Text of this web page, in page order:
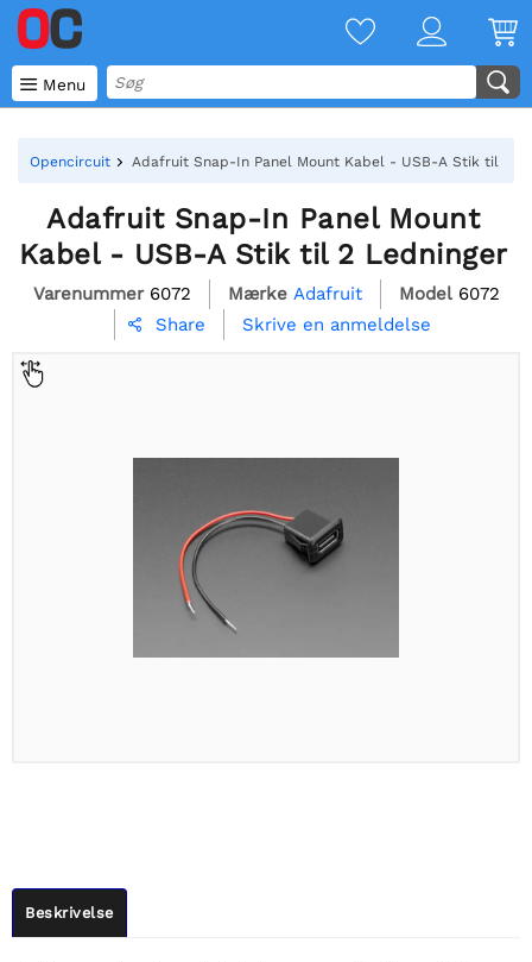
 Menu
Opencircuit Adafruit Snap-In Panel Mount Kabel - USB-A Stik til 2
Adafruit Snap-In Panel Mount
Kabel - USB-A Stik til 2 Ledninger
Varenummer 6072 Mærke Adafruit Model 6072
 Share Skrive en anmeldelse
Beskrivelse